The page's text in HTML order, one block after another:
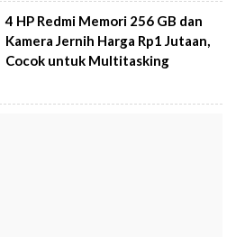
4 HP Redmi Memori 256 GB dan
Kamera Jernih Harga Rp1 Jutaan,
Cocok untuk Multitasking